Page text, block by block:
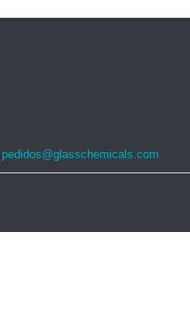
pedidos@glasschemicals.com